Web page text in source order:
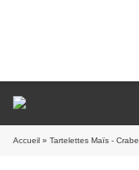
Accueil » Tartelettes Maïs - Crabe